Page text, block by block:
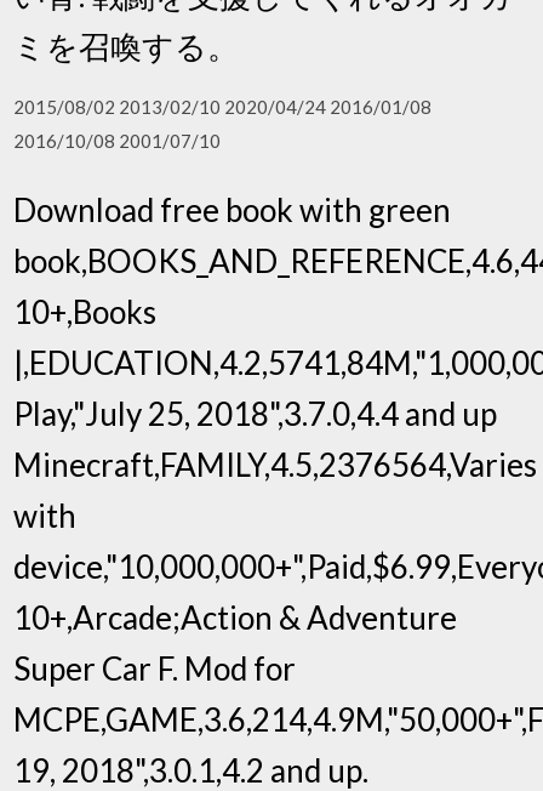
ミを召喚する。
2015/08/02 2013/02/10 2020/04/24 2016/01/08
2016/10/08 2001/07/10
Download free book with green
10+,Books
Play,"July 25, 2018",3.7.0,4.4 and up
Minecraft,FAMILY,4.5,2376564,Varies
with
10+,Arcade;Action & Adventure
Super Car F. Mod for
19, 2018",3.0.1,4.2 and up.